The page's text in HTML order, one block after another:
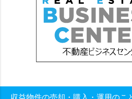
収益物件の売却・購入・運用のこ